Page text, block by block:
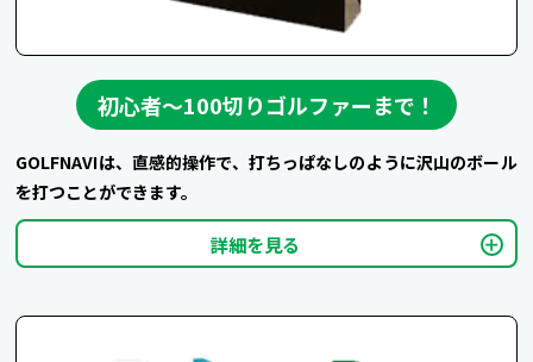
初心者〜100切りゴルファーまで！
GOLFNAVIは、直感的操作で、打ちっぱなしのように沢山のボール
を打つことができます。
詳細を見る